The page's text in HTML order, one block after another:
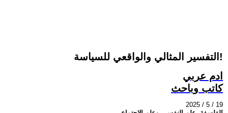
التفسير المثالي والواقعي للسياسة!
ادم عربي
كاتب وباحث
2025 / 5 / 19